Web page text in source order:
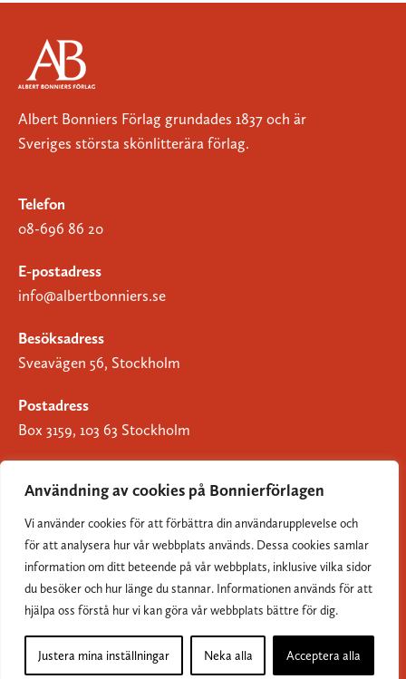
Användning av cookies på Bonnierförlagen
Vi använder cookies för att förbättra din användarupplevelse och
för att analysera hur vår webbplats används. Dessa cookies samlar
information om ditt beteende på vår webbplats, inklusive vilka sidor
du besöker och hur länge du stannar. Informationen används för att
hjälpa oss förstå hur vi kan göra vår webbplats bättre för dig.
Justera mina inställningar Neka alla Acceptera alla
Albert Bonniers Förlag grundades 1837 och är
Sveriges största skönlitterära förlag.
Telefon
08-696 86 20
E-postadress
info@albertbonniers.se
Besöksadress
Sveavägen 56, Stockholm
Postadress
Box 3159, 103 63 Stockholm
Om Bonnierförlagen
Cookies
Integritetspolicy